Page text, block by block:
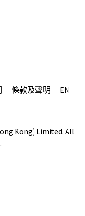
條款及聲明 EN
Kong) Limited. All